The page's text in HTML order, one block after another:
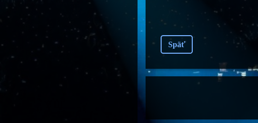
Späť